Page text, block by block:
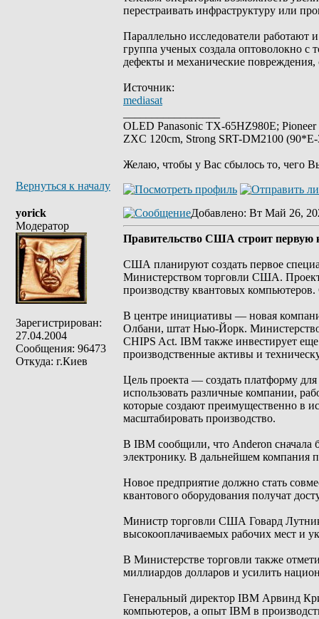
перестраивать инфраструктуру или
Параллельно исследователи
группа ученых создала оптоволокно с
дефекты и механические повреждения,
Источник:
mediasat
OLED Panasonic TX-65HZ980E;
ZXC 120cm, Strong SRT-DM2100
Желаю, чтобы у Вас сбылось то, чего
Вернуться к началу
yorick
Модератор
Зарегистрирован:
27.04.2004
Сообщения: 96473
Откуда: г.Киев
Добавлено: Вт Май 26,
Правительство США строит первую
США планируют создать первое
Министерством торговли США. Проект
производству квантовых
В центре инициативы — новая
Олбани, штат Нью-Йорк.
CHIPS Act. IBM также инвестирует
производственные активы и
Цель проекта — создать платформу
использовать различные компании,
которые создают преимущественно в
масштабировать производство.
В IBM сообщили, что Anderon сначала
электронику. В дальнейшем компания
Новое предприятие должно стать
квантового оборудования получат
Министр торговли США Говард Лутник
высокооплачиваемых рабочих мест и
В Министерстве торговли также
миллиардов долларов и усилить
Генеральный директор IBM Арвинд
компьютеров, а опыт IBM в